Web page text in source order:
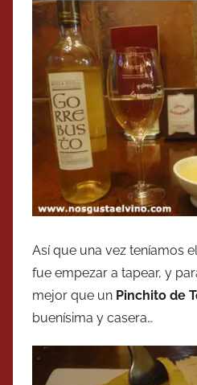
Así que una vez teníamos
fue empezar a tapear, y
mejor que un Pinchito de
buenísima y casera…